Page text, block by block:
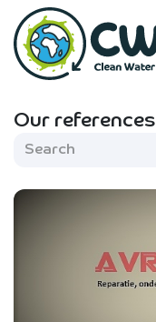
Skip to Content
Our references